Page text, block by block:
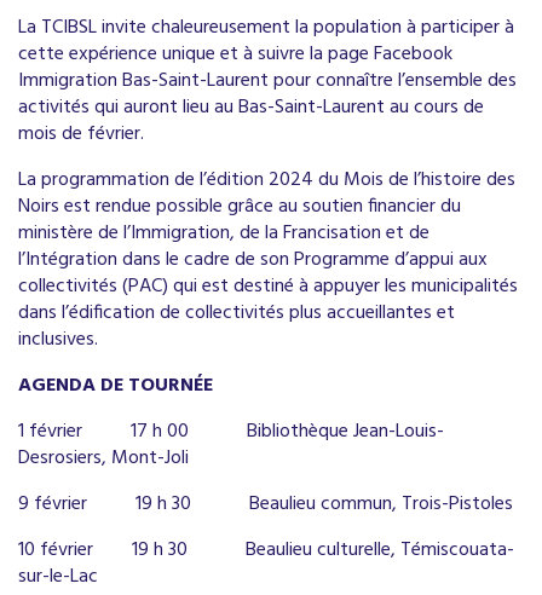
La TCIBSL invite chaleureusement la population à participer à
cette expérience unique et à suivre la page Facebook
Immigration Bas-Saint-Laurent pour connaître l’ensemble des
activités qui auront lieu au Bas-Saint-Laurent au cours de
mois de février.
La programmation de l’édition 2024 du Mois de l’histoire des
Noirs est rendue possible grâce au soutien financier du
ministère de l’Immigration, de la Francisation et de
l’Intégration dans le cadre de son Programme d’appui aux
collectivités (PAC) qui est destiné à appuyer les municipalités
dans l’édification de collectivités plus accueillantes et
inclusives.
AGENDA DE TOURNÉE
1 février
17 h 00
Bibliothèque Jean-Louis-
Desrosiers, Mont-Joli
9 février
19 h 30
Beaulieu commun, Trois-Pistoles
10 février
19 h 30
Beaulieu culturelle, Témiscouata-
sur-le-Lac